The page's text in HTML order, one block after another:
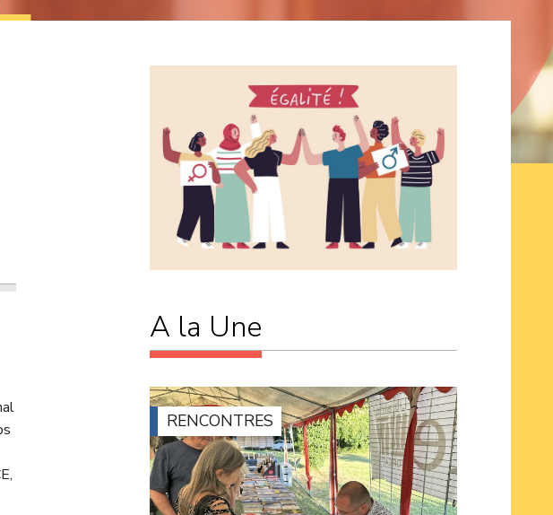
A la Une
RENCONTRES